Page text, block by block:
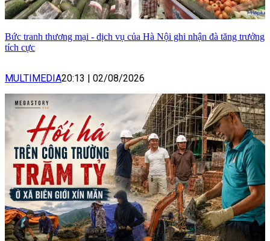
Bức tranh thương mại - dịch vụ của Hà Nội ghi nhận đà tăng trưởng
tích cực
MULTIMEDIA20:13 | 02/08/2026